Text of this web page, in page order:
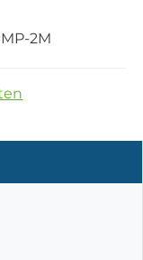
2M